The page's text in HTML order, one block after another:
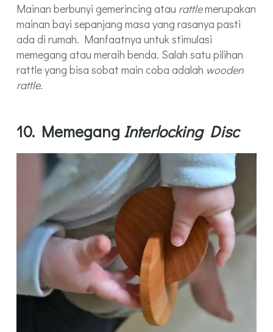
Mainan berbunyi gemerincing atau rattlemerupakan
mainan bayi sepanjang masa yang rasanya pasti
ada di rumah. Manfaatnya untuk stimulasi
memegang atau meraih benda. Salah satu pilihan
rattle yang bisa sobat main coba adalah wooden
rattle.
10. Memegang Interlocking Disc